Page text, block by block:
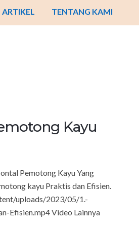
ARTIKEL TENTANG KAMI
Kayu
Pemotong Kayu Yang
kayu Praktis dan Efisien.
uploads/2023/05/1.-
Efisien.mp4 Video Lainnya